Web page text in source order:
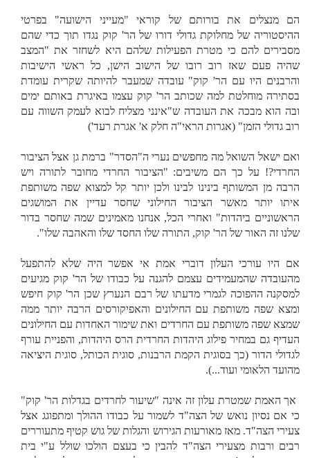
הם מנצלים את בורותם של קוראי "מעייני הישועה" בפרטי
ההיסטוריה של מחלוקת גדולי דורו של הר' קוק נגדו תוך כדי שהם
מסבירים להם כי מטרת הפעילות שלהם היא לשחזר את "המצב
שהיה פעם שאז רוב רובו של הישוב הישן, כל ראשי הישיבות
והרבנים היו עם הר' קוק" עובדה שמעבר להיותה שקרית עומדת
בסתירה מוחלטת למה שכותב הר' קוק עצמו באיגרת באותם ימים
ובה הוא מבכה את העובדה ש"אינני מצליח לבוא לעמק השווה עם
רוב גדולי הזמן" (אגרות הראי"ה חלק א' אגרת רעד')
ואם ישאל השואל מה מחפשים נערי ה"הסדר" ברמת גן אצל הציבור
החרדי?! על כך הם משיבים: "הציבור החרדי מחובר לתורה ויש
הרבה מן המשותף בינינו לבינו ולכן יותר קל למצוא שפה משותפת
איתו יותר מאשר הציבור החילוני שחסר עדיין את המושגים
הראשוניים ביהדות" ואחרי הכל, אנחנו מאמינים שמה שחסר בדור
שלנו זה האור של הר' קוק, התורה שלו החסד שלו והאהבה שלו".
אם היו עורכי העלון דוברי אמת אי אפשר היה שלא להתפעל
מהעובדה שהמעמידים עצמם להגנה על כבודו של הר' קוק מגיעים
למסקנה ההפוכה לגמרי מדעתו של רבם הנערץ שכן הר' קוק חיפש
ומצא שפה משותפת עם החילונים והאפיקורסים הרבה יותר ממה
שמצא שפה משותפת עם החרדים ואת שימור האחדות עם החילונים
העדיף גם במחיר פילוג היהדות החרדית הרס היהדות, והפניית עורף
לגדולי הדור (כך בסוגית הקמת הרבנות, סוגית הכותל, סוגית היציאה
מהועד הלאומי ועוד...).
אך האמת שמטרת עלון זה אינה "שיעור לחרדים בגדלות הר' קוק"
כי אם נסיון נואש של הצה"ד לשמור על כבודו ההולך ומתפוגג אצל
צעירי הצה"ד. מאז מאורעות הגירוש והגלות של גוש קטיף מתעוררים
רבים ורבות מצעירי הצה"ד להבין כי בעצם הולכו שולל ע"י בית